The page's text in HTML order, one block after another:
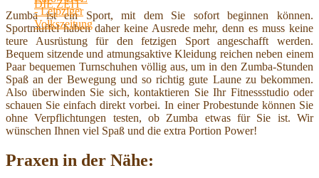
Zumba ist ein Sport, mit dem Sie sofort beginnen können.
Sportmuffel haben daher keine Ausrede mehr, denn es muss keine
teure Ausrüstung für den fetzigen Sport angeschafft werden.
Bequem sitzende und atmungsaktive Kleidung reichen neben einem
Paar bequemen Turnschuhen völlig aus, um in den Zumba-Stunden
Spaß an der Bewegung und so richtig gute Laune zu bekommen.
Also überwinden Sie sich, kontaktieren Sie Ihr Fitnessstudio oder
schauen Sie einfach direkt vorbei. In einer Probestunde können Sie
ohne Verpflichtungen testen, ob Zumba etwas für Sie ist. Wir
wünschen Ihnen viel Spaß und die extra Portion Power!
Praxen in der Nähe: